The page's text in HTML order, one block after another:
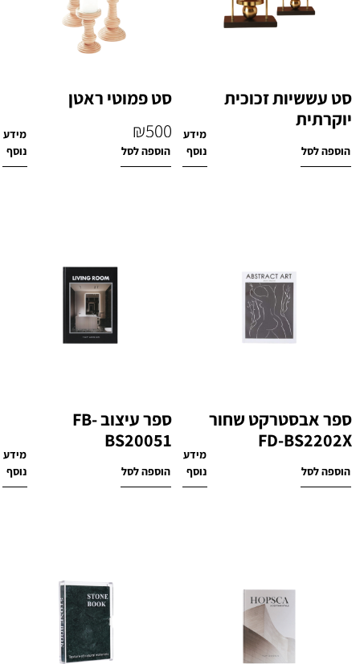
סט עששיות זכוכית
יוקרתית
₪860
הוספה לסל
מידע
נוסף
סט פמוטי ראטן
₪500
הוספה לסל
מידע
נוסף
ספר אבסטרקט שחור
FD-BS2202X
₪110
הוספה לסל
מידע
נוסף
ספר עיצוב FB-
BS20051
₪160
הוספה לסל
מידע
נוסף